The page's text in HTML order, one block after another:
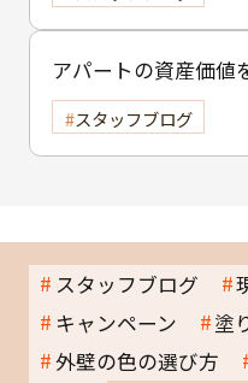
アパートの資産価値
の賃貸物件塗装のポ
スタッフブログ
スタッフブログ
キャンペーン
塗
外壁の色の選び方